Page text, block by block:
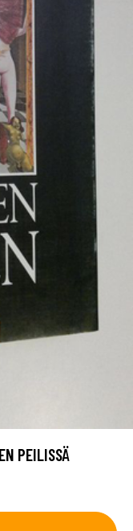
PEILISSÄ